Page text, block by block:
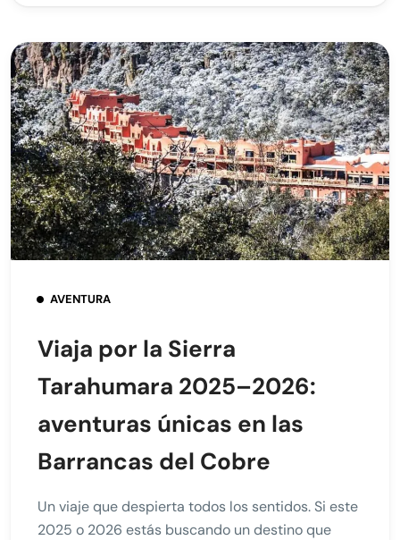
AVENTURA
Viaja por la Sierra
Tarahumara 2025–2026:
aventuras únicas en las
Barrancas del Cobre
Un viaje que despierta todos los sentidos. Si este
2025 o 2026 estás buscando un destino que